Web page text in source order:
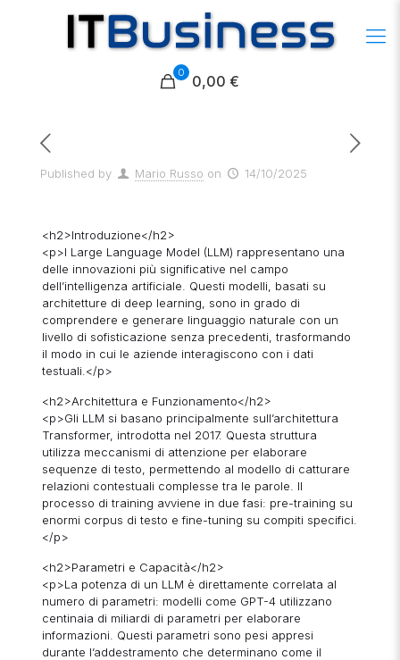
0 0,00 €
Published by Mario Russo on 14/10/2025
<h2>Introduzione</h2>
<p>I Large Language Model (LLM) rappresentano una
delle innovazioni più significative nel campo
dell’intelligenza artificiale. Questi modelli, basati su
architetture di deep learning, sono in grado di
comprendere e generare linguaggio naturale con un
livello di sofisticazione senza precedenti, trasformando
il modo in cui le aziende interagiscono con i dati
testuali.</p>
<h2>Architettura e Funzionamento</h2>
<p>Gli LLM si basano principalmente sull’architettura
Transformer, introdotta nel 2017. Questa struttura
utilizza meccanismi di attenzione per elaborare
sequenze di testo, permettendo al modello di catturare
relazioni contestuali complesse tra le parole. Il
processo di training avviene in due fasi: pre-training su
enormi corpus di testo e fine-tuning su compiti specifici.
</p>
<h2>Parametri e Capacità</h2>
<p>La potenza di un LLM è direttamente correlata al
numero di parametri: modelli come GPT-4 utilizzano
centinaia di miliardi di parametri per elaborare
informazioni. Questi parametri sono pesi appresi
durante l’addestramento che determinano come il